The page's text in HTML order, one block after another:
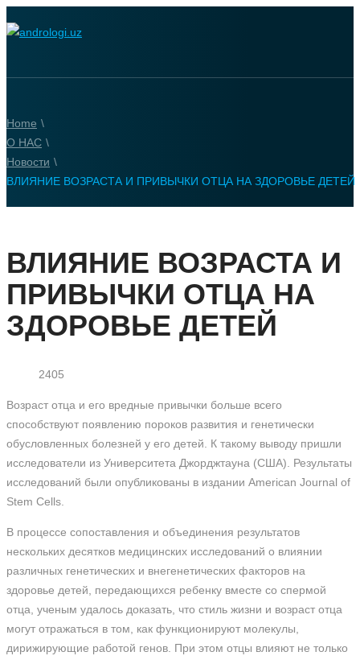
Home \
О НАС \
Новости \
ВЛИЯНИЕ ВОЗРАСТА И ПРИВЫЧКИ ОТЦА НА ЗДОРОВЬЕ ДЕТЕЙ
ВЛИЯНИЕ ВОЗРАСТА И
ПРИВЫЧКИ ОТЦА НА
ЗДОРОВЬЕ ДЕТЕЙ
2405
Возраст отца и его вредные привычки больше всего
способствуют появлению пороков развития и генетически
обусловленных болезней у его детей. К такому выводу пришли
исследователи из Университета Джорджтауна (США). Результаты
исследований были опубликованы в издании American Journal of
Stem Cells.
В процессе сопоставления и объединения результатов
нескольких десятков медицинских исследований о влиянии
различных генетических и внегенетических факторов на
здоровье детей, передающихся ребенку вместе со спермой
отца, ученым удалось доказать, что стиль жизни и возраст отца
могут отражаться в том, как функционируют молекулы,
дирижирующие работой генов. При этом отцы влияют не только